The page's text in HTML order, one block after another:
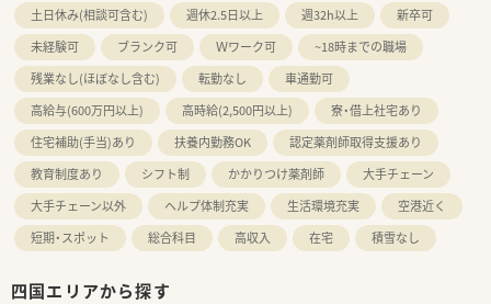
土日休み(相談可含む)
週休2.5日以上 週32h以上
新卒可
未経験可
ブランク可 Ｗワーク可
~18時までの職場
残業なし(ほぼなし含む)
転勤なし
車通勤可
高給与(600万円以上)
高時給(2,500円以上)
寮・借上社宅あり
住宅補助(手当)あり
扶養内勤務OK
認定薬剤師取得支援あり
教育制度あり
シフト制 かかりつけ薬剤師
大手チェーン
大手チェーン以外
ヘルプ体制充実 生活環境充実
空港近く
短期・スポット
総合科目 高収入 在宅 積雪なし
四国エリアから探す